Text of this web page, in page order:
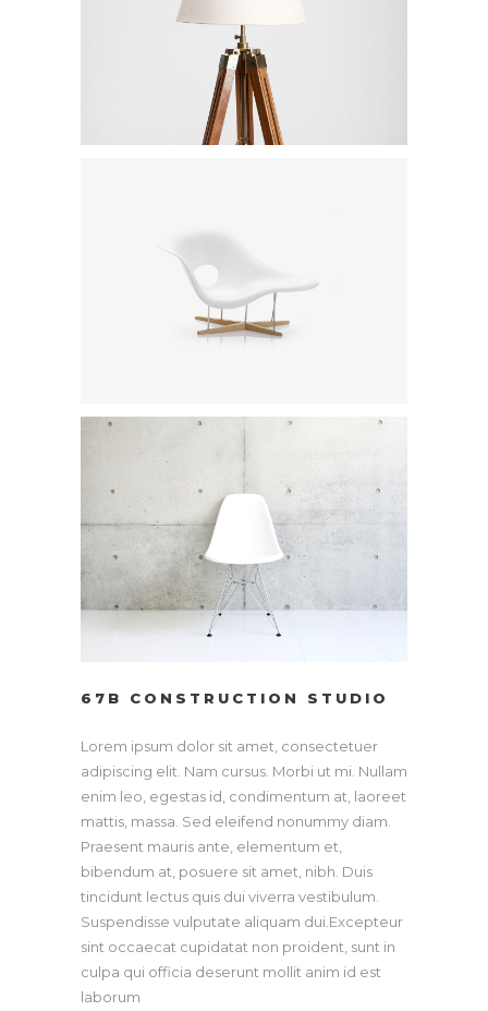
67B CONSTRUCTION STUDIO
Lorem ipsum dolor sit amet, consectetuer
adipiscing elit. Nam cursus. Morbi ut mi. Nullam
enim leo, egestas id, condimentum at, laoreet
mattis, massa. Sed eleifend nonummy diam.
Praesent mauris ante, elementum et,
bibendum at, posuere sit amet, nibh. Duis
tincidunt lectus quis dui viverra vestibulum.
Suspendisse vulputate aliquam dui.Excepteur
sint occaecat cupidatat non proident, sunt in
culpa qui officia deserunt mollit anim id est
laborum